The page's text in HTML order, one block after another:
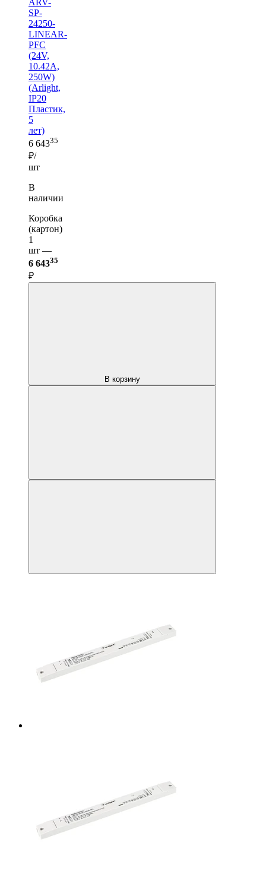
SP-
24250-
LINEAR-
PFC
(24V,
10.42A,
250W)
(Arlight,
IP20
Пластик,
5
лет)
6 64335
₽/
шт
В
наличии
Коробка
(картон)
1
шт —
6 64335
₽
В корзину